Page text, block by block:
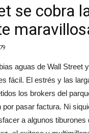
se cobra
aguas de Wall Street
fácil. El estrés y las
los brokers del
por pasar factura. Ni
a algunos tiburones